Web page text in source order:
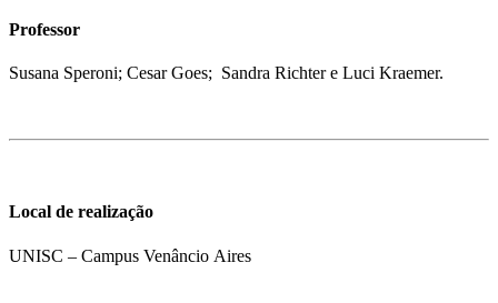
Professor
Susana Speroni; Cesar Goes; Sandra Richter e Luci Kraemer.
Local de realização
UNISC – Campus Venâncio Aires